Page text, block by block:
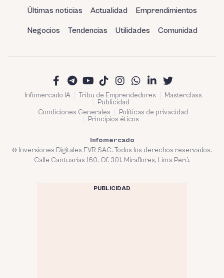
Últimas noticias Actualidad Emprendimientos
Negocios Tendencias Utilidades Comunidad
Infomercado IA Tribu de Emprendedores
Masterclass
Publicidad
Condiciones Generales
Políticas de privacidad
Principios éticos
Infomercado
© Inversiones Digitales FVR SAC. Todos los derechos reservados.
Calle Cantuarias 160. Of. 301. Miraflores, Lima-Perú.
PUBLICIDAD